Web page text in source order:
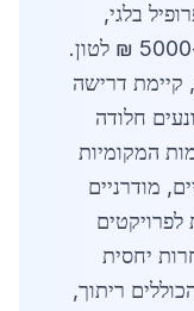
בלגי,
כאשר המחיר הממוצע עומד על כ-5000 ₪ לטון.
קיימת דרישה
חלודה
המקומיות
מודרניים
יחסית
ריתוך,